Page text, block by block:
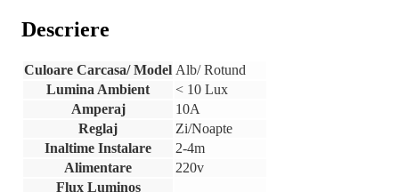
Descriere
Culoare Carcasa/ Model Alb/ Rotund
Lumina Ambient
< 10 Lux
Amperaj
10A
Reglaj
Zi/Noapte
Inaltime Instalare
2-4m
Alimentare
220v
Flux Luminos